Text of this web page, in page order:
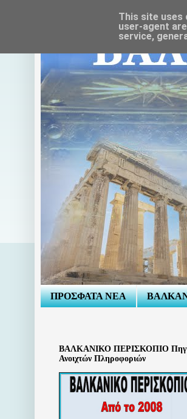
ΠΡΟΣΦΑΤΑ ΝΕΑ
ΒΑΛΚΑΝΙΚΟ ΠΕΡΙΣΚΟΠΙΟ
Ανοιχτών Πληροφοριών
This site uses
user-agent
service,